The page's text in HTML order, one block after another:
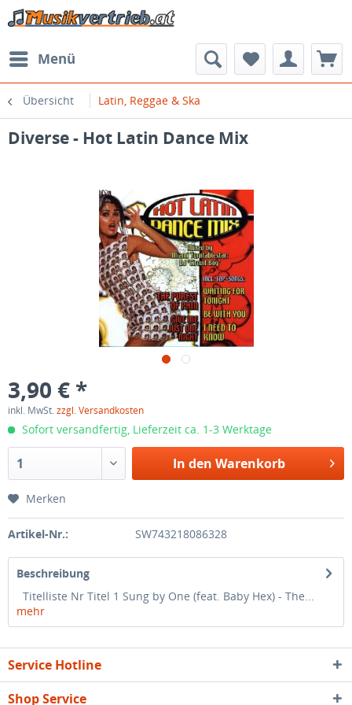
Menü
Übersicht Latin, Reggae & Ska
Diverse - Hot Latin Dance Mix
3,90 € *
inkl. MwSt.zzgl. Versandkosten
Sofort versandfertig, Lieferzeit ca. 1-3 Werktage
In den Warenkorb
Merken
Artikel-Nr.: SW743218086328
Beschreibung
Titelliste Nr Titel 1 Sung by One (feat. Baby Hex) - The...
mehr
Service Hotline
Shop Service